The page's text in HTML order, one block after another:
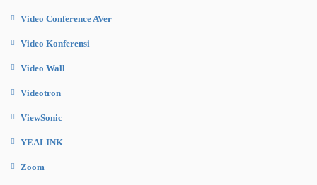
Video Conference AVer
Video Konferensi
Video Wall
Videotron
ViewSonic
YEALINK
Zoom